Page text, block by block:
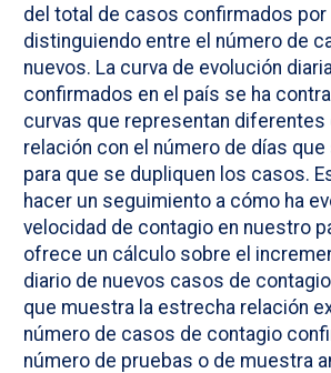
del total de casos confirmados por
distinguiendo entre el número de
nuevos. La curva de evolución
confirmados en el país se ha
curvas que representan diferentes
relación con el número de días
para que se dupliquen los casos.
hacer un seguimiento a cómo ha
velocidad de contagio en nuestro
ofrece un cálculo sobre el
diario de nuevos casos de
que muestra la estrecha relación
número de casos de contagio
número de pruebas o de muestra